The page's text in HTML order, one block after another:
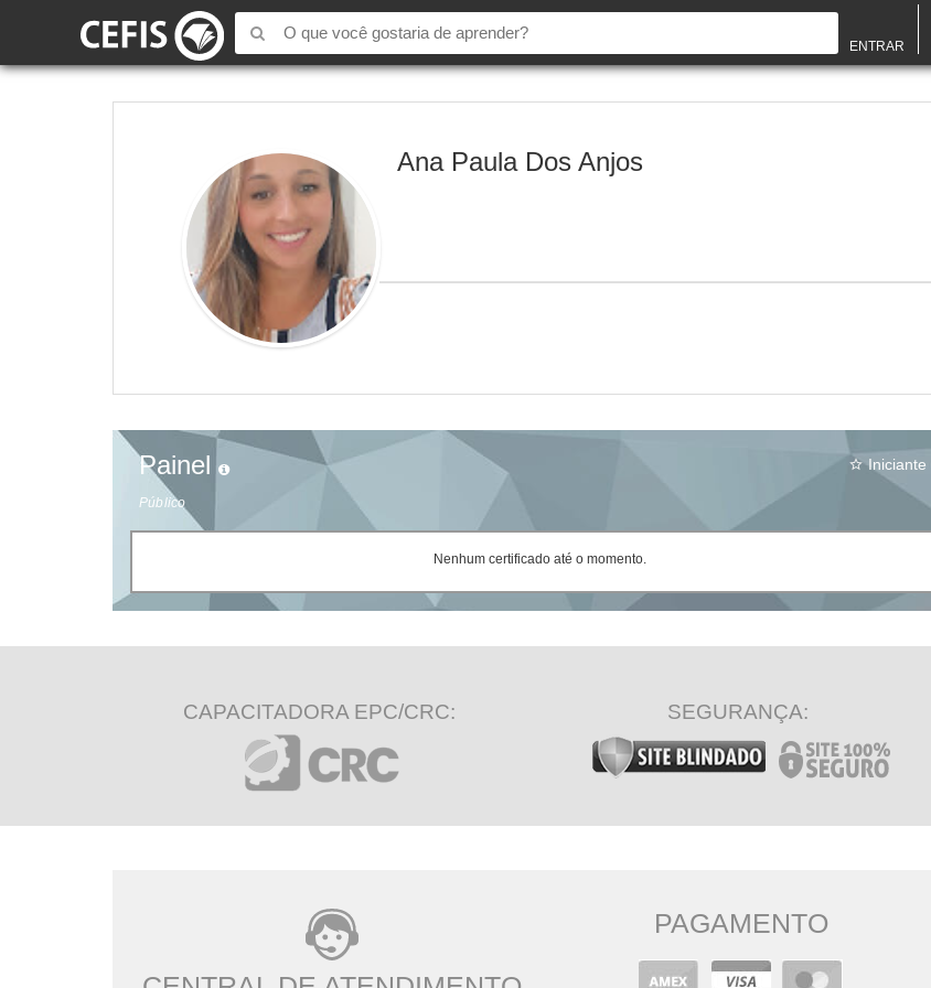
ENTRAR
Ana Paula Dos Anjos
Painel
Público
star_border Iniciante
Nenhum certificado até o momento.
CAPACITADORA EPC/CRC: SEGURANÇA:
PAGAMENTO